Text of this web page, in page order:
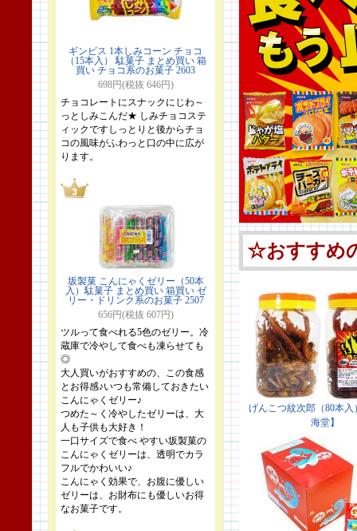
ギンビス 1本しみコーン チョコ
（15本入） 駄菓子 まとめ買い 箱
買い チョコ系のお菓子 2603
698円(税抜 646円)
チョコレートにスナックにじわ～
っとしみこんだ★ しみチョコステ
ィックですしっとりと後からチョ
コの風味がふわっと口の中に広が
ります。
坂製菓 こんにゃくゼリー（50本
入）駄菓子 まとめ買い 箱買い ゼ
リー・ドリンク系のお菓子 2507
656円(税抜 607円)
ツルって食べれる5色のゼリー。冷
蔵庫で冷やして食べも凍らせても
◎
大人買いがおすすめの、この食感
とお得感♪いつも常備しておきたい
こんにゃくゼリー♪
つめた～く冷やしたゼリーは、大
人も子供も大好き！
一口サイズで食べ やすい坂製菓の
こんにゃくゼリーは、透明でカラ
フルでかわいい♪
こんにゃく効果で、お腹に優しい
ゼリーは、お財布にも優しいお得
なお菓子です。